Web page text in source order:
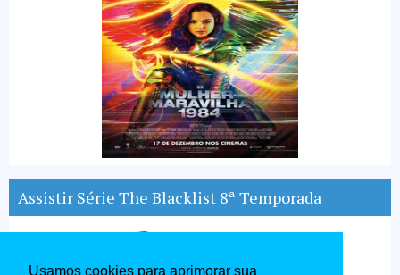
Usamos cookies para aprimorar sua
Assistir Série The Blacklist 8ª Temporada